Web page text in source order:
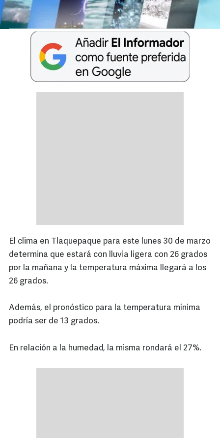
El clima en Tlaquepaque para este lunes 30 de marzo
determina que estará con lluvia ligera con 26 grados
por la mañana y la temperatura máxima llegará a los
26 grados.
Además, el pronóstico para la temperatura mínima
podría ser de 13 grados.
En relación a la humedad, la misma rondará el 27%.